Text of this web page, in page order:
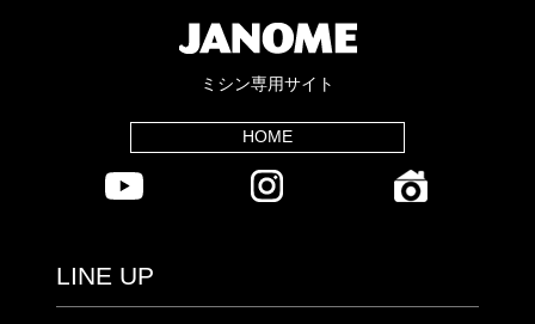
ミシン専用サイト
HOME
LINE UP